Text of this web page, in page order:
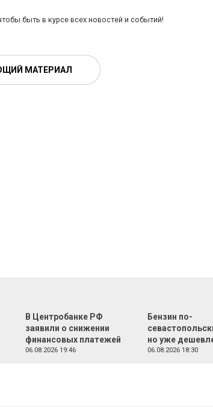
быть в курсе всех новостей и событий!
МАТЕРИАЛ
В Центробанке РФ
заявили о снижении
финансовых платежей
06.08.2026 19:46
Бензин по-
но уже
06.08.2026 18:30